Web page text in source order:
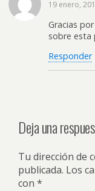
19 enero,
Gracias
sobre esta
Responder
Deja una
Tu dirección de
publicada. Los
con *